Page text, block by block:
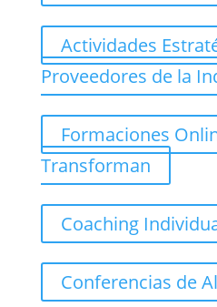
Actividades
Proveedores de la
Formaciones
Transforman
Coaching
Conferencias de